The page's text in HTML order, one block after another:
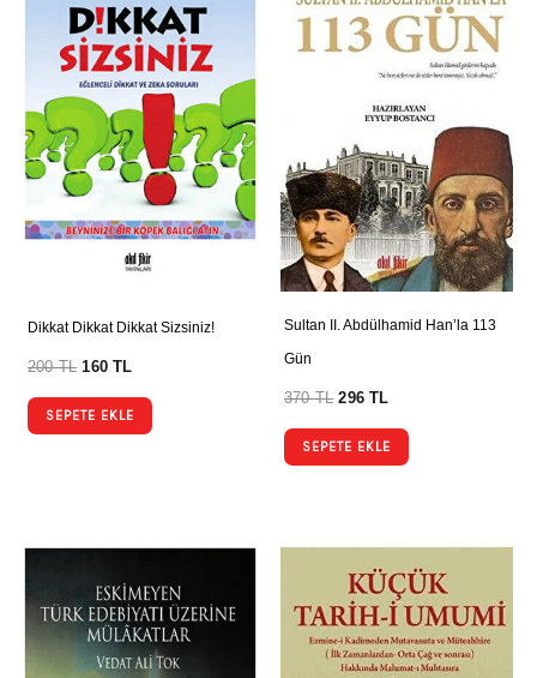
Dikkat Dikkat Dikkat Sizsiniz!
200TL 160TL
SEPETE EKLE
Sultan II. Abdülhamid Han’la 113
Gün
370TL 296TL
SEPETE EKLE